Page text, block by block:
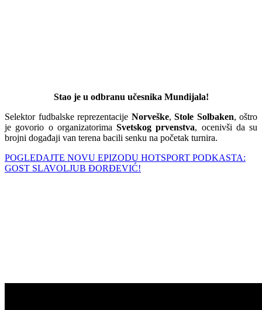
Stao je u odbranu učesnika Mundijala!
Selektor fudbalske reprezentacije Norveške, Stole Solbaken, oštro
je govorio o organizatorima Svetskog prvenstva, ocenivši da su
brojni događaji van terena bacili senku na početak turnira.
POGLEDAJTE NOVU EPIZODU HOTSPORT PODKASTA:
GOST SLAVOLJUB ÐORÐEVIĆ!